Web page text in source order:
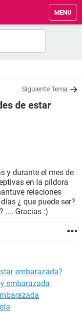
MENU
Siguiente Tema
de estar
y durante el mes de
en la píldora
relaciones
¿ que puede ser?
.... Gracias :)
embarazada?
embarazada